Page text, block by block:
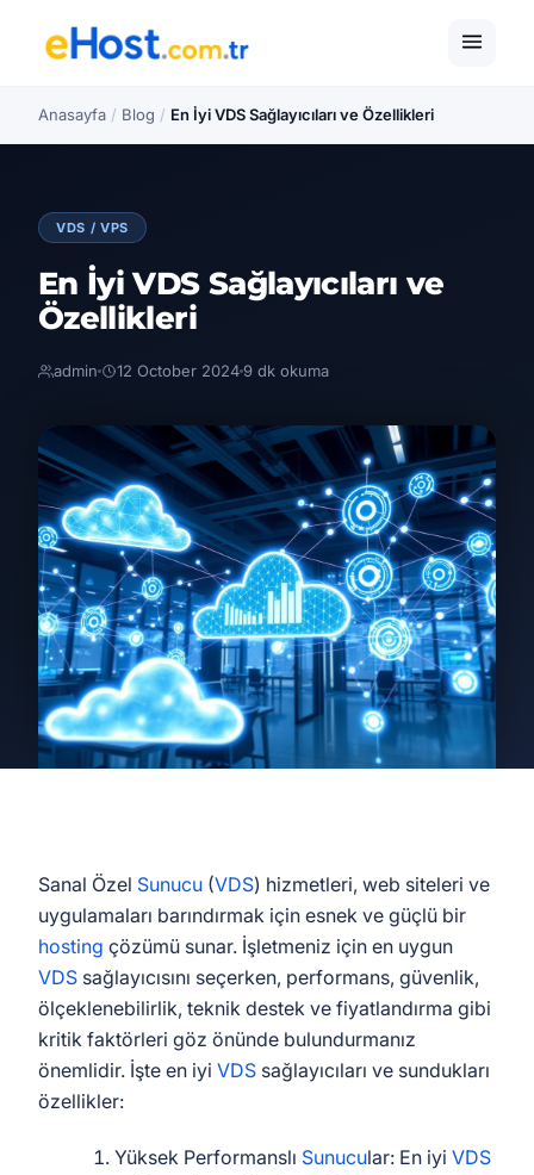
Anasayfa / Blog / En İyi VDS Sağlayıcıları ve Özellikleri
VDS / VPS
En İyi VDS Sağlayıcıları ve
Özellikleri
admin 12 October 20249 dk okuma
Sanal Özel Sunucu (VDS) hizmetleri, web siteleri ve
uygulamaları barındırmak için esnek ve güçlü bir
hosting çözümü sunar. İşletmeniz için en uygun
VDS sağlayıcısını seçerken, performans, güvenlik,
ölçeklenebilirlik, teknik destek ve fiyatlandırma gibi
kritik faktörleri göz önünde bulundurmanız
önemlidir. İşte en iyi VDS sağlayıcıları ve sundukları
özellikler:
Yüksek Performanslı Sunucular: En iyi VDS